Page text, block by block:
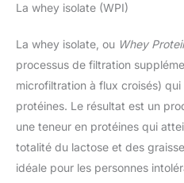
La whey isolate (WPI)
La whey isolate, ou Whey
processus de filtration
microfiltration à flux croisés)
protéines. Le résultat est un
une teneur en protéines qui
totalité du lactose et des
idéale pour les personnes